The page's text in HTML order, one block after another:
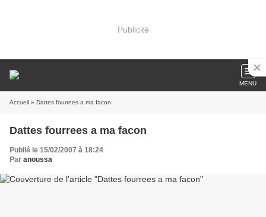
Publicité
MENU
Accueil » Dattes fourrees a ma facon
Dattes fourrees a ma facon
Publié le 15/02/2007 à 18:24
Par anoussa